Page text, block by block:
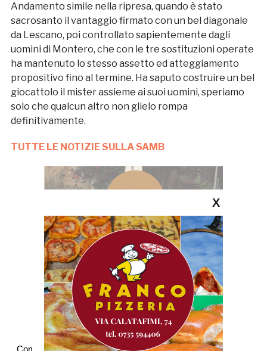
Andamento simile nella ripresa, quando è stato
sacrosanto il vantaggio firmato con un bel diagonale
da Lescano, poi controllato sapientemente dagli
uomini di Montero, che con le tre sostituzioni operate
ha mantenuto lo stesso assetto ed atteggiamento
propositivo fino al termine. Ha saputo costruire un bel
giocattolo il mister assieme ai suoi uomini, speriamo
solo che qualcun altro non glielo rompa
definitivamente.
TUTTE LE NOTIZIE SULLA SAMB
X